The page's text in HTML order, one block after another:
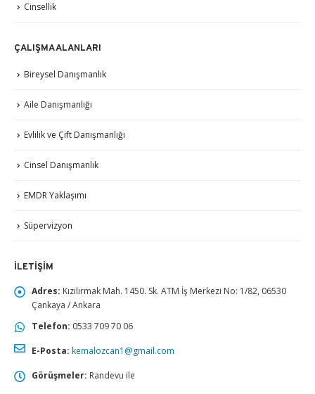
Cinsellik
ÇALIŞMA ALANLARI
Bireysel Danışmanlık
Aile Danışmanlığı
Evlilik ve Çift Danışmanlığı
Cinsel Danışmanlık
EMDR Yaklaşımı
Süpervizyon
İLETIŞIM
Adres: Kızılırmak Mah. 1450. Sk. ATM İş Merkezi No: 1/82, 06530
Çankaya / Ankara
Telefon: 0533 709 70 06
E-Posta: kemalozcan1@gmail.com
Görüşmeler: Randevu ile